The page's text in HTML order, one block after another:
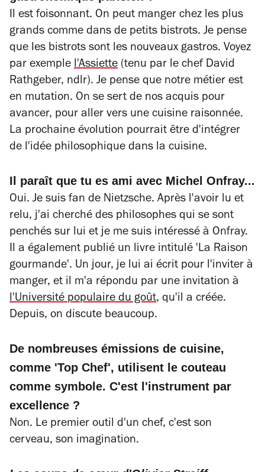
Il est foisonnant. On peut manger chez les plus
grands comme dans de petits bistrots. Je pense
que les bistrots sont les nouveaux gastros. Voyez
par exemple l'Assiette (tenu par le chef David
Rathgeber, ndlr). Je pense que notre métier est
en mutation. On se sert de nos acquis pour
avancer, pour aller vers une cuisine raisonnée.
La prochaine évolution pourrait être d'intégrer
de l'idée philosophique dans la cuisine.
Il paraît que tu es ami avec Michel Onfray...
Oui. Je suis fan de Nietzsche. Après l'avoir lu et
relu, j'ai cherché des philosophes qui se sont
penchés sur lui et je me suis intéressé à Onfray.
Il a également publié un livre intitulé 'La Raison
gourmande'. Un jour, je lui ai écrit pour l'inviter à
manger, et il m'a répondu par une invitation à
l'Université populaire du goût, qu'il a créée.
Depuis, on discute beaucoup.
De nombreuses émissions de cuisine,
comme 'Top Chef', utilisent le couteau
comme symbole. C'est l'instrument par
excellence ?
Non. Le premier outil d'un chef, c'est son
cerveau, son imagination.